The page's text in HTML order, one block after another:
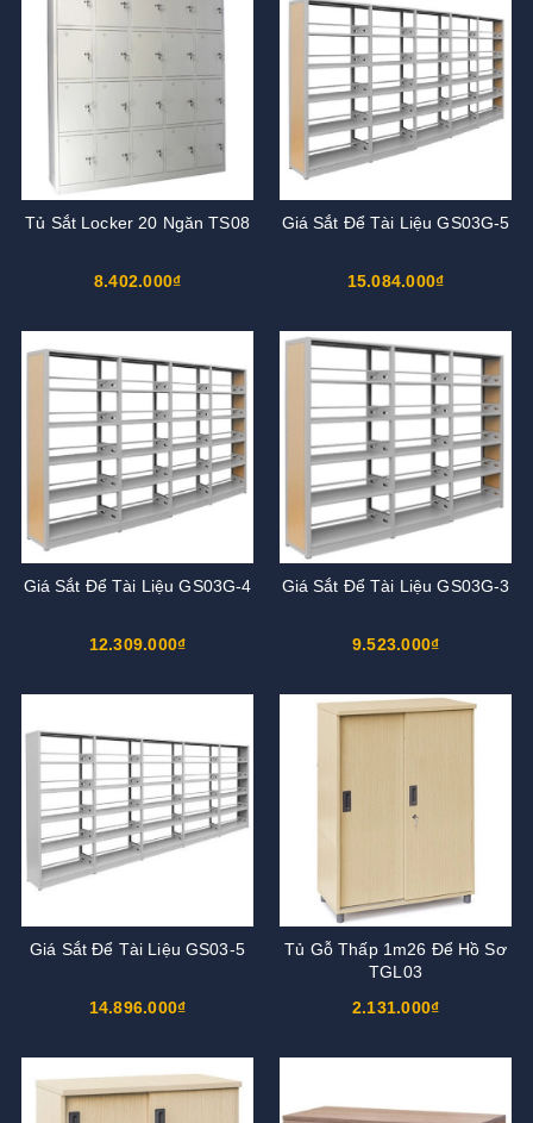
Tủ Sắt Locker 20 Ngăn TS08
8.402.000₫
Giá Sắt Để Tài Liệu GS03G-5
15.084.000₫
Giá Sắt Để Tài Liệu GS03G-4
12.309.000₫
Giá Sắt Để Tài Liệu GS03G-3
9.523.000₫
Giá Sắt Để Tài Liệu GS03-5
14.896.000₫
Tủ Gỗ Thấp 1m26 Để Hồ Sơ
TGL03
2.131.000₫